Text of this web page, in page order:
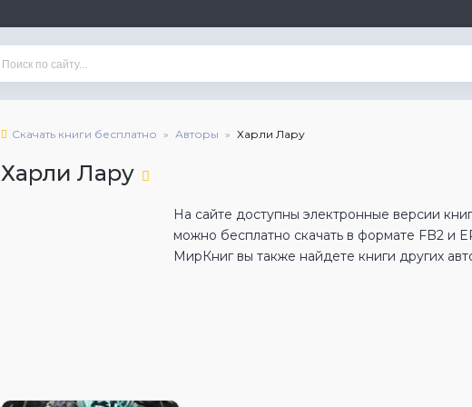
Скачать книги бесплатно Авторы Харли Лару
Харли Лару
На сайте доступны электронные версии
можно бесплатно скачать в формате FB2 и
МирКниг вы также найдете книги других